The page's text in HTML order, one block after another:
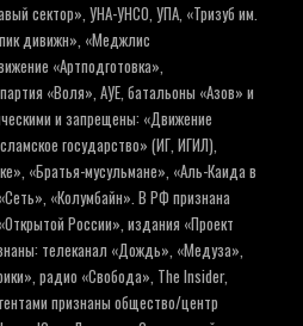
сектор», УНА-УНСО, УПА, «Тризуб им.
дивижн», «Меджлис
«Артподготовка»,
«Воля», АУЕ, батальоны «Азов» и
и запрещены: «Движение
государство» (ИГ, ИГИЛ),
«Братья-мусульмане», «Аль-Каида в
«Колумбайн». В РФ признана
России», издания «Проект
телеканал «Дождь», «Медуза»,
радио «Свобода», The Insider,
признаны общество/центр